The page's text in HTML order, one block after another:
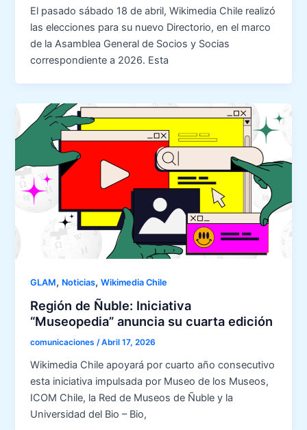
El pasado sábado 18 de abril, Wikimedia Chile realizó
las elecciones para su nuevo Directorio, en el marco
de la Asamblea General de Socios y Socias
correspondiente a 2026. Esta
GLAM, Noticias,Wikimedia Chile
Región de Ñuble: Iniciativa
“Museopedia” anuncia su cuarta edición
comunicaciones/Abril 17, 2026
Wikimedia Chile apoyará por cuarto año consecutivo
esta iniciativa impulsada por Museo de los Museos,
ICOM Chile, la Red de Museos de Ñuble y la
Universidad del Bio – Bio,